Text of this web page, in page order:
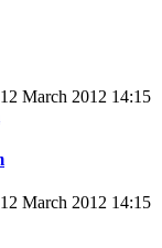
March 2012 14:15
March 2012 14:15